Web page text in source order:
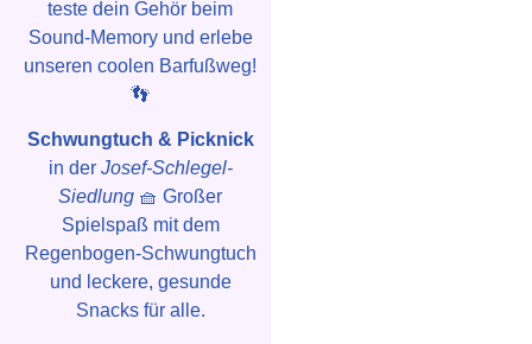
teste dein Gehör beim
Sound-Memory und erlebe
unseren coolen Barfußweg!
👣
Schwungtuch & Picknick
in der Josef-Schlegel-
Siedlung 🧺 Großer
Spielspaß mit dem
Regenbogen-Schwungtuch
und leckere, gesunde
Snacks für alle.